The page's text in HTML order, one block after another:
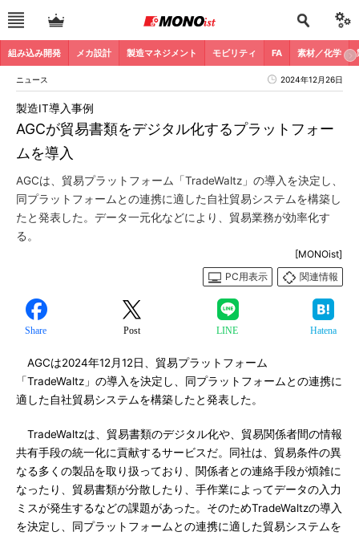
組み込み開発 メカ設計 製造マネジメント モビリティ FA 素材／化学
ニュース 2024年12月26日
AGCが貿易書類をデジタル化するプラットフォー
ムを導入
製造IT導入事例
AGCは、貿易プラットフォーム「TradeWaltz」の導入を決定し、
同プラットフォームとの連携に適した自社貿易システムを構築し
たと発表した。データ一元化などにより、貿易業務が効率化す
る。
[MONOist]
PC用表示
関連情報
Share Post LINE Hatena
AGCは2024年12月12日、貿易プラットフォーム
「TradeWaltz」の導入を決定し、同プラットフォームとの連携に
適した自社貿易システムを構築したと発表した。
TradeWaltzは、貿易書類のデジタル化や、貿易関係者間の情報
共有手段の統一化に貢献するサービスだ。同社は、貿易条件の異
なる多くの製品を取り扱っており、関係者との連絡手段が煩雑に
なったり、貿易書類が分散したり、手作業によってデータの入力
ミスが発生するなどの課題があった。そのためTradeWaltzの導入
を決定し、同プラットフォームとの連携に適した貿易システムを